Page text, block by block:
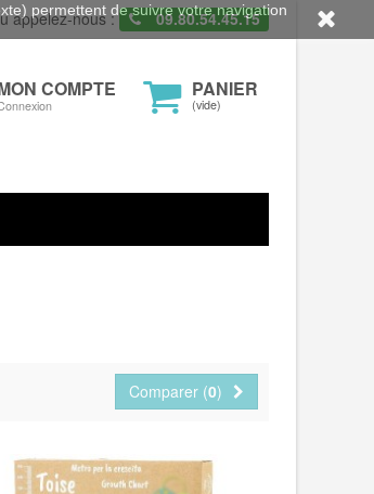
appelez-nous : 09.80.54.45.15
PANIER
(vide)
COMPTE
Comparer (0)
permettent de suivre votre navigation